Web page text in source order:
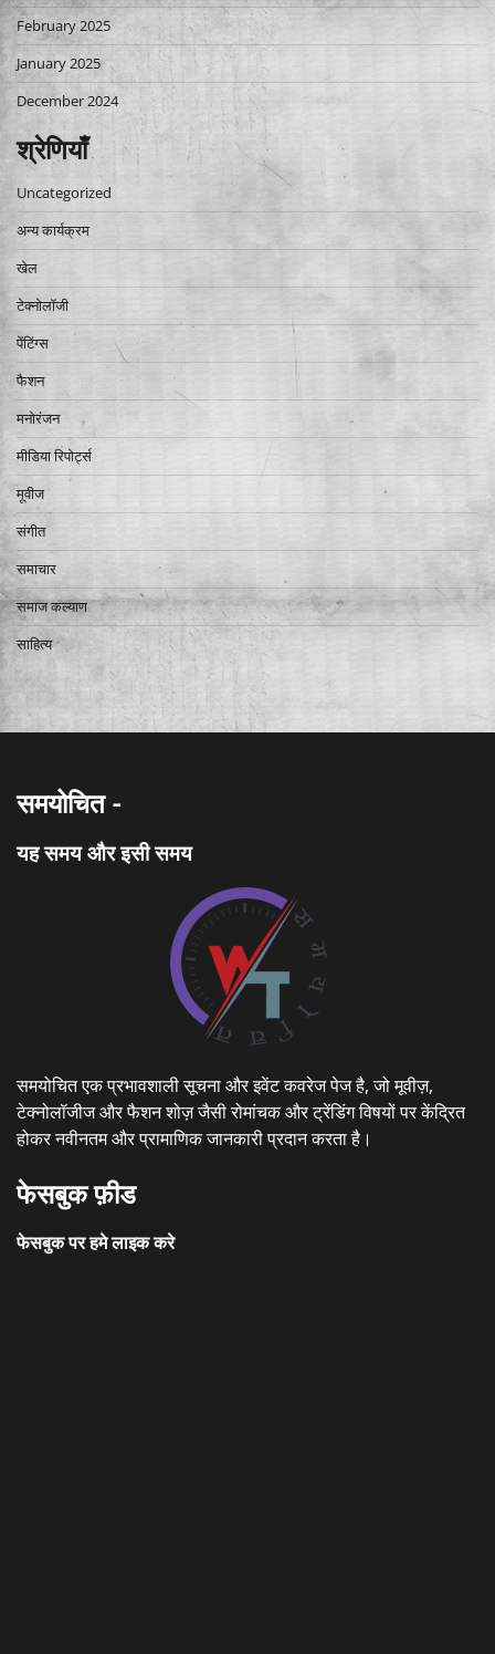
February 2025
January 2025
December 2024
श्रेणियाँ
Uncategorized
अन्य कार्यक्रम
खेल
टेक्नोलॉजी
पेंटिंग्स
फैशन
मनोरंजन
मीडिया रिपोर्ट्स
मूवीज
संगीत
समाचार
समाज कल्याण
साहित्य
समयोचित -
यह समय और इसी समय
समयोचित एक प्रभावशाली सूचना और इवेंट कवरेज पेज है, जो मूवीज़,
टेक्नोलॉजीज और फैशन शोज़ जैसी रोमांचक और ट्रेंडिंग विषयों पर केंद्रित
होकर नवीनतम और प्रामाणिक जानकारी प्रदान करता है।
फेसबुक फ़ीड
फेसबुक पर हमे लाइक करे